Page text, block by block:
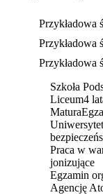
Przykładowa
Przykładowa
Przykładowa
Szkoła
Liceum4
Matura
Praca w
jonizujące
Egzamin
Agencję